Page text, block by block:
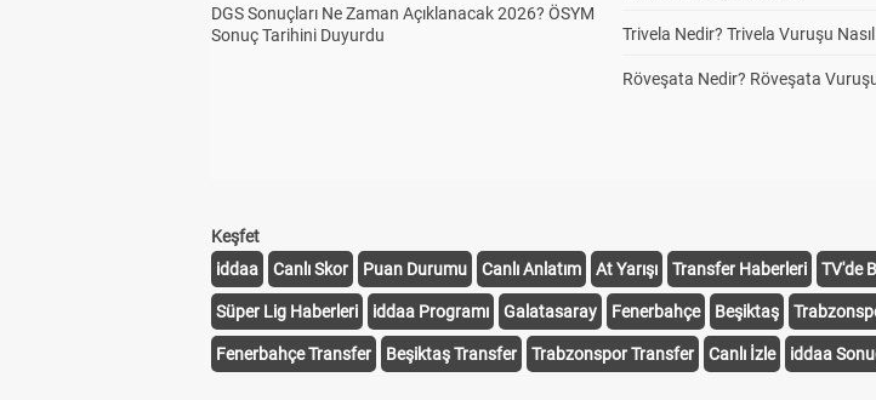
DGS Sonuçları Ne Zaman Açıklanacak 2026? ÖSYM
Sonuç Tarihini Duyurdu
Trivela Nedir? Trivela Vuruşu Nasıl
Röveşata Nedir? Röveşata Vuruşu
Keşfet
iddaa
Canlı Skor Puan Durumu Canlı Anlatım At Yarışı Transfer Haberleri TV'de
Süper Lig Haberleri iddaa Programı Galatasaray Fenerbahçe Beşiktaş
Fenerbahçe Transfer Beşiktaş Transfer Trabzonspor Transfer Canlı İzle iddaa